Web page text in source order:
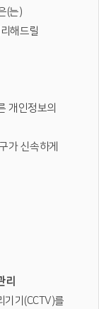
(는)
해드릴
개인정보의
가 신속하게
리
기기(CCTV)를